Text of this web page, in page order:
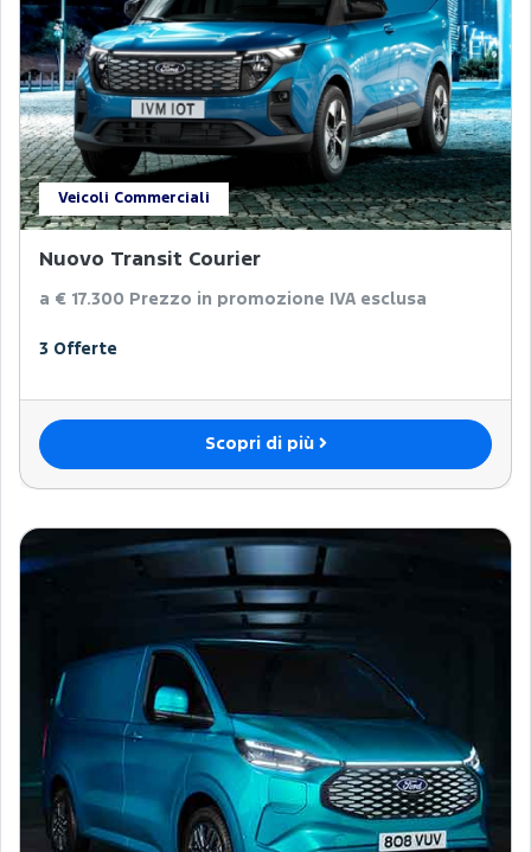
Veicoli Commerciali
Nuovo Transit Courier
a € 17.300 Prezzo in promozione IVA esclusa
3 Offerte
Scopri di più